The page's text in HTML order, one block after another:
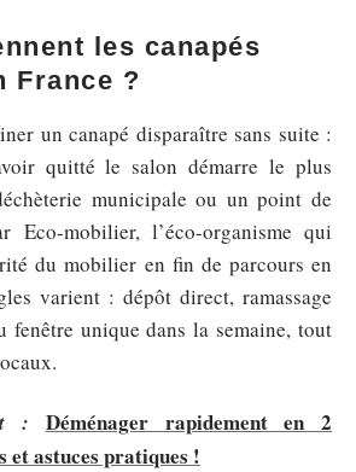
les canapés
France ?
un canapé disparaître sans suite :
quitté le salon démarre le plus
municipale ou un point de
Eco-mobilier, l’éco-organisme qui
du mobilier en fin de parcours en
varient : dépôt direct, ramassage
fenêtre unique dans la semaine, tout
:
Déménager rapidement en 2
et astuces pratiques !